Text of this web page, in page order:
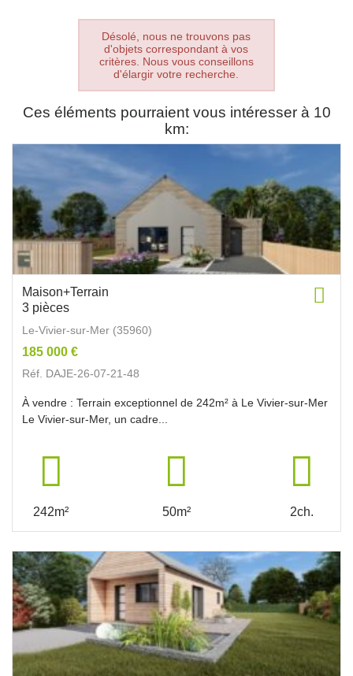
Désolé, nous ne trouvons pas
d'objets correspondant à vos
critères. Nous vous conseillons
d'élargir votre recherche.
Ces éléments pourraient vous intéresser à 10
km:
Maison+Terrain
3 pièces
Le-Vivier-sur-Mer (35960)
185 000 €
Réf. DAJE-26-07-21-48
À vendre : Terrain exceptionnel de 242m² à Le Vivier-sur-Mer
Le Vivier-sur-Mer, un cadre...
242m² 50m² 2ch.